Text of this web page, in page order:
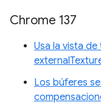
Chrome 137
Usa la vista
Los búferes